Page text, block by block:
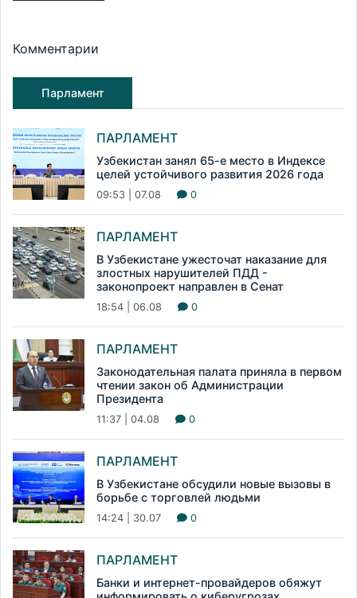
Комментарии
Парламент
ПАРЛАМЕНТ
Узбекистан занял 65-е место в Индексе
целей устойчивого развития 2026 года
09:53 | 07.08 0
ПАРЛАМЕНТ
В Узбекистане ужесточат наказание для
злостных нарушителей ПДД -
законопроект направлен в Сенат
18:54 | 06.08 0
ПАРЛАМЕНТ
Законодательная палата приняла в первом
чтении закон об Администрации
Президента
11:37 | 04.08 0
ПАРЛАМЕНТ
В Узбекистане обсудили новые вызовы в
борьбе с торговлей людьми
14:24 | 30.07 0
ПАРЛАМЕНТ
Банки и интернет-провайдеров обяжут